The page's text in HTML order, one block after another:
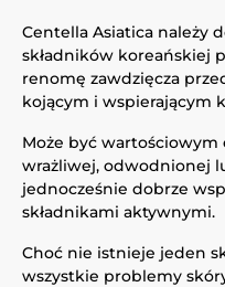
Centella Asiatica należy
składników koreańskiej
renomę zawdzięcza
kojącym i wspierającym
Może być
wrażliwej, odwodnionej
jednocześnie dobrze
składnikami aktywnymi.
Choć nie istnieje jeden
wszystkie problemy